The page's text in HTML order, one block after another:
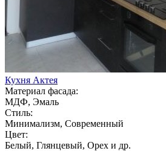
Кухня Актея
Материал фасада:
МДФ, Эмаль
Стиль:
Минимализм, Современный
Цвет:
Белый, Глянцевый, Орех и др.